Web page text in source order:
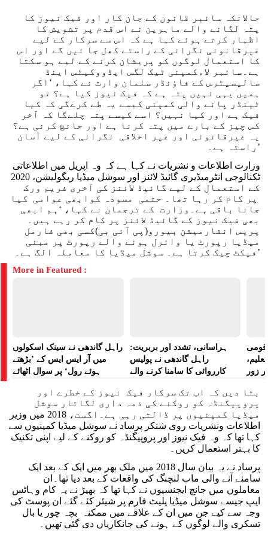
حالانکہ سائبر قانون کے جان کار اور فیک نیوز کا
پتہ لگانے والے ماہرین نے اس قدم پر تشویش کا
اظہار کرتے ہوئے کہا ہے کہ اس سے سرکار کے لیے
غیرقانونی نگرانی کے راستے کھل جا ئیں گے اور اس
کا استعمال لوگوں کو پریشان کرنے کے لیے ہو سکتا
ہے۔سائبر لاءکمپنی ٹیک لگس ایڈووکیٹس اینڈ
سالیسیٹرس کے فاؤنڈر سلمان وارث نے کہا، ‘اگر
ہمیں یہی نہیں پتہ ہے کہ فیک نیوز کیا ہے؟ تو
ٹینڈر پانے والی کمپنی کیسے یہ طے کرےگی کہ کیا
فیک ہے اور کیا نہیں؟ اسے کیسے پتہ چلےگا کہ آخر
کس چیز کے بارے میں پتہ کرنا ہے اور جانچ کرنی ہے؟
یہ غیرقانونی اور غیر اخلاقی نگرانی کے لیے آسان
راستہ ہے۔’
وزارت اطلاعات و نشریات نے کہا ہے کہ وہ اپریل میں اطلاعاتی
ٹکنالوجی انٹرمیڈیری گائیڈ لائنز اور سوشل میڈیا ریگولیشن، 2020
کے استعمال کے لیے گائیڈ لائنز کی آخری فریم ورک
پر کام کر رہا تھا۔ حتمی مسودہ کوابھی عوامی کیا
جانا باقی ہے۔وزارت کے ترجمان نے کہا، ‘ہم ابھی
بھی فیک نیوز کے گائیڈ لائنز پر کام کر رہے ہیں۔
پریس انفارمیشن بیورو(پی آئی بی)کسی بھی فارمل
میڈیا رپورٹ یا وائرل ہونے والے رپورٹ پر مبنی
فیکٹ چیک کرتا ہے۔ سوشل میڈیا کا معاملہ الگ ہے۔’
More in Featured :
راہل گاندھی نے سینک اسکولوں
میں آر ایس ایس کے ’بڑھتے
ہوئے رول‘ پر سوال اٹھائے
ہراسانی، تشدد اور بربریت:
راہل گاندھی نے پولیس
کارروائی کا سامنا کرنے والے
قومی
زور
بتا دیں کہ اب تک سرکار فیک نیوز کے خطرے اور
پروپیگنڈہ کو روکنے کی ذمہ داری لگاتار سوشل
میڈیا کمپنیوں پر ڈالتی رہی ہے۔اگست، 2018 میں وزیر
اطلاعات ونشریات روی شنکر پرساد نے سوشل میڈیا کمپنیوں سے
کہا تھا کہ وہ فیک نیوز اور پروپیگنڈہ کو روکنے کے لیے اپنی تکنیک
کا بہتر استعمال کریں۔
پرساد نے یہ بیان سال 2018 میں ملک بھر میں ایک کے بعد ایک
سامنے آنے والی ماب لنچنگ کی واقعات کے بعد دیا تھا۔ان
معاملوں میں جانچ ایجنسیوں نے کہا تھا کہ بھیڑ نے یہ کام وہاٹس
ایپ جیسے سوشل میڈیا پلیٹ فارم پر شیئر کئے گئے ان پوسٹ کی
وجہ سے کیے جن میں ان کے علاقے میں ممکنہ بچہ چور یا بال
تسکری والے لوگوں کے ہونے کی جانکاریاں دی گئی تھیں۔